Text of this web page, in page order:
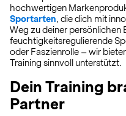
hochwertigen
Sportarten , die dich mit
Weg zu deiner persönlichen
feuchtigkeitsregulierende
oder Faszienrolle – wir
Training sinnvoll unterstützt.
Dein Training
Partner